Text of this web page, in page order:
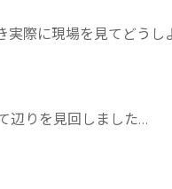
実際に現場を見てどう
辺りを見回しました…